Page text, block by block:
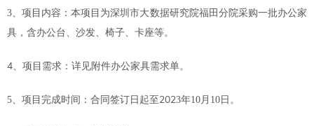
3、项目内容：本项目为深圳市大数据研究院福田分院采购一批办公家
具，含办公台、沙发、椅子、卡座等。
4、项目需求：详见附件办公家具需求单。
5、项目完成时间：合同签订日起至 2023年10月 10日。